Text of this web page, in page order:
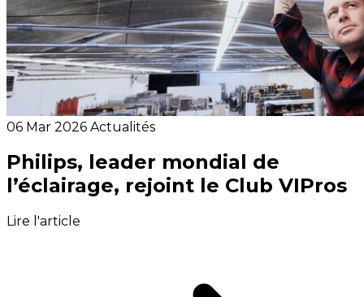
06 Mar 2026 Actualités
Philips, leader mondial de
l’éclairage, rejoint le Club VIPros
Lire l'article